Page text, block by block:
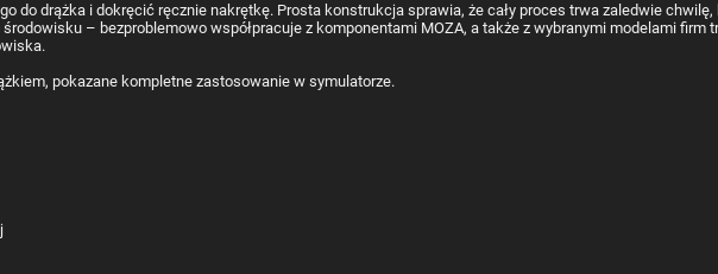
do drążka i dokręcić ręcznie nakrętkę. Prosta konstrukcja sprawia, że cały proces trwa zaledwie chwilę,
– bezproblemowo współpracuje z komponentami MOZA, a także z wybranymi modelami firm